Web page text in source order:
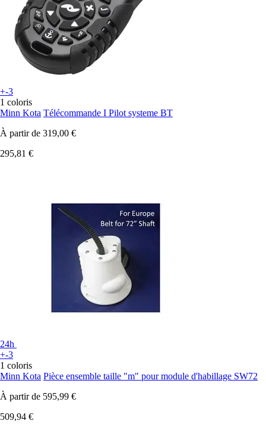
+-3
1 coloris
Minn Kota Télécommande I Pilot systeme BT
À partir de 319,00 €
295,81 €
24h
+-3
1 coloris
Minn Kota Pièce ensemble taille "m" pour module d'habillage SW72
À partir de 595,99 €
509,94 €